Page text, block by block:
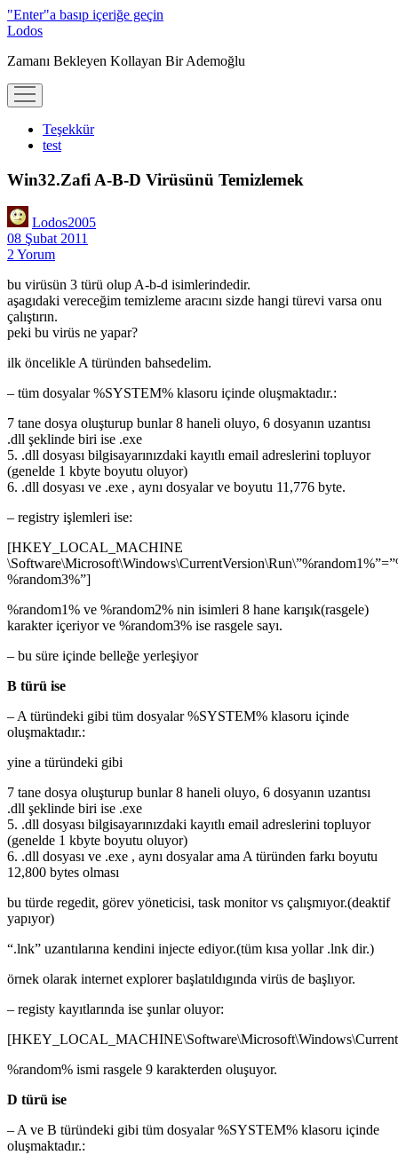
"Enter"a basıp içeriğe geçin
Lodos
Zamanı Bekleyen Kollayan Bir Ademoğlu
menüyü
aç
Teşekkür
test
Win32.Zafi A-B-D Virüsünü Temizlemek
Lodos2005
08 Şubat 2011
2 Yorum
bu virüsün 3 türü olup A-b-d isimlerindedir.
aşagıdaki vereceğim temizleme aracını sizde hangi türevi varsa onu
çalıştırın.
peki bu virüs ne yapar?
ilk öncelikle A türünden bahsedelim.
– tüm dosyalar %SYSTEM% klasoru içinde oluşmaktadır.:
7 tane dosya oluşturup bunlar 8 haneli oluyo, 6 dosyanın uzantısı
.dll şeklinde biri ise .exe
5. .dll dosyası bilgisayarınızdaki kayıtlı email adreslerini topluyor
(genelde 1 kbyte boyutu oluyor)
6. .dll dosyası ve .exe , aynı dosyalar ve boyutu 11,776 byte.
– registry işlemleri ise:
[HKEY_LOCAL_MACHINE
%random3%”]
%random1% ve %random2% nin isimleri 8 hane karışık(rasgele)
karakter içeriyor ve %random3% ise rasgele sayı.
– bu süre içinde belleğe yerleşiyor
B türü ise
– A türündeki gibi tüm dosyalar %SYSTEM% klasoru içinde
oluşmaktadır.:
yine a türündeki gibi
7 tane dosya oluşturup bunlar 8 haneli oluyo, 6 dosyanın uzantısı
.dll şeklinde biri ise .exe
5. .dll dosyası bilgisayarınızdaki kayıtlı email adreslerini topluyor
(genelde 1 kbyte boyutu oluyor)
6. .dll dosyası ve .exe , aynı dosyalar ama A türünden farkı boyutu
12,800 bytes olması
bu türde regedit, görev yöneticisi, task monitor vs çalışmıyor.(deaktif
yapıyor)
“.lnk” uzantılarına kendini injecte ediyor.(tüm kısa yollar .lnk dir.)
örnek olarak internet explorer başlatıldıgında virüs de başlıyor.
– registy kayıtlarında ise şunlar oluyor:
%random% ismi rasgele 9 karakterden oluşuyor.
D türü ise
– A ve B türündeki gibi tüm dosyalar %SYSTEM% klasoru içinde
oluşmaktadır.: